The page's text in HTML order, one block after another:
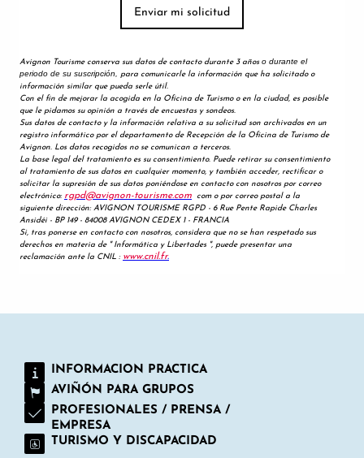
INFORMACION PRACTICA
AVIÑÓN PARA GRUPOS
PROFESIONALES / PRENSA /
EMPRESA
TURISMO Y DISCAPACIDAD